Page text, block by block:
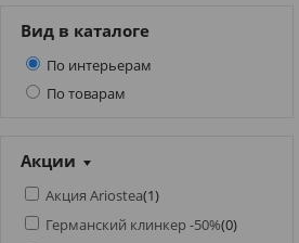
Вид в каталоге
По интерьерам
По товарам
Акции
Акция Ariostea(1)
Германский клинкер -50%(0)